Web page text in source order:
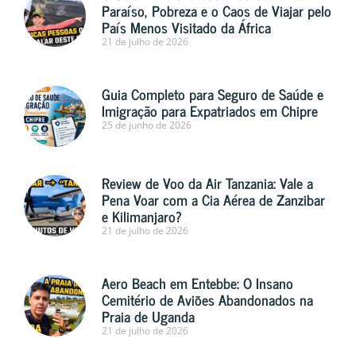
Paraíso, Pobreza e o Caos de Viajar pelo
País Menos Visitado da África
21 de julho de 2026
Guia Completo para Seguro de Saúde e
Imigração para Expatriados em Chipre
25 de junho de 2026
Review de Voo da Air Tanzania: Vale a
Pena Voar com a Cia Aérea de Zanzibar
e Kilimanjaro?
21 de julho de 2026
Aero Beach em Entebbe: O Insano
Cemitério de Aviões Abandonados na
Praia de Uganda
21 de julho de 2026